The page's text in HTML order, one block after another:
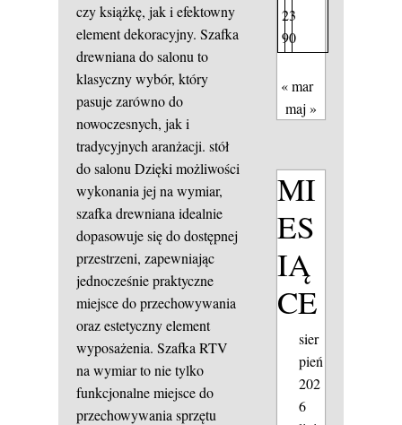
czy książkę, jak i efektowny
element dekoracyjny. Szafka
drewniana do salonu to
klasyczny wybór, który
pasuje zarówno do
nowoczesnych, jak i
tradycyjnych aranżacji. stół
do salonu Dzięki możliwości
wykonania jej na wymiar,
szafka drewniana idealnie
dopasowuje się do dostępnej
przestrzeni, zapewniając
jednocześnie praktyczne
miejsce do przechowywania
oraz estetyczny element
wyposażenia. Szafka RTV
na wymiar to nie tylko
funkcjonalne miejsce do
przechowywania sprzętu
2
9
3
0
« mar
maj »
MI
ES
IĄ
CE
sier
pień
202
6